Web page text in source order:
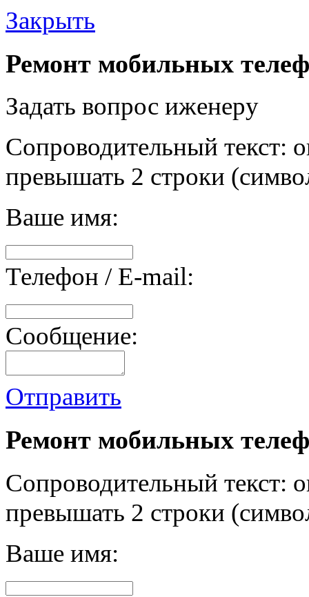
Закрыть
Ремонт мобильных
Задать вопрос иженеру
Сопроводительный текст:
превышать 2 строки
Ваше имя:
Телефон / E-mail:
Сообщение:
Отправить
Ремонт мобильных
Сопроводительный текст:
превышать 2 строки
Ваше имя: